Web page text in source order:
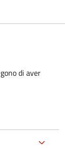
di aver